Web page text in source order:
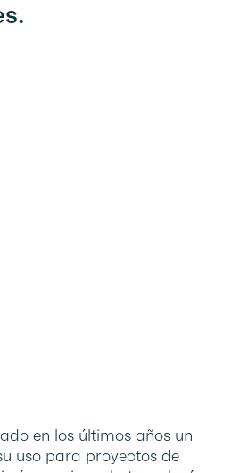
en los últimos años un
uso para proyectos de